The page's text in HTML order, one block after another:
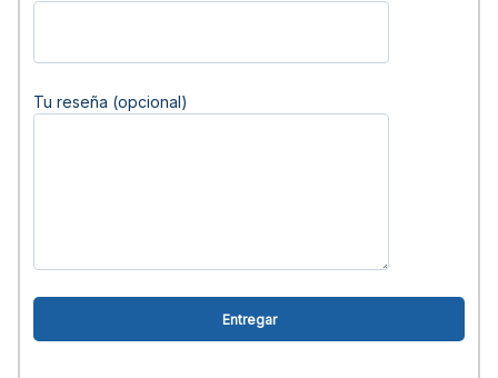
Tu reseña (opcional)